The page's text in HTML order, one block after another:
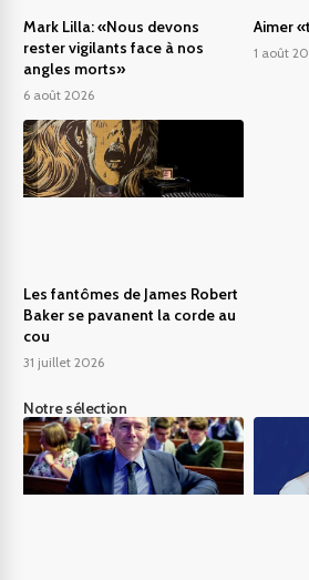
Mark Lilla: «Nous devons
rester vigilants face à nos
angles morts»
6 août 2026
Aimer
1 août
Les fantômes de James Robert
Baker se pavanent la corde au
cou
31 juillet 2026
Notre sélection